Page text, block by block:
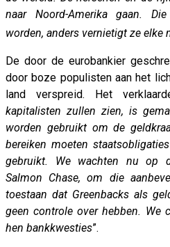
naar Noord-Amerika gaan.
worden, anders vernietigt ze elke
De door de eurobankier
door boze populisten aan het
land verspreid. Het
kapitalisten zullen zien, is
worden gebruikt om de
bereiken moeten
gebruikt. We wachten nu op
Salmon Chase, om die
toestaan ​​dat Greenbacks als
geen controle over hebben. We
hen bankkwesties”.